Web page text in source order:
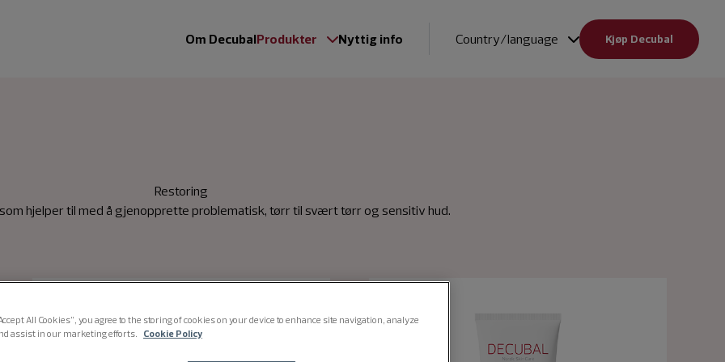
Om DecubalProdukter Nyttig info Country/language Kjøp Decubal
Restoring
hjelper til med å gjenopprette problematisk, tørr til svært tørr og sensitiv hud.
All Cookies”, you agree to the storing of cookies on your device to enhance site navigation, analyze
assist in our marketing efforts.
Cookie Policy